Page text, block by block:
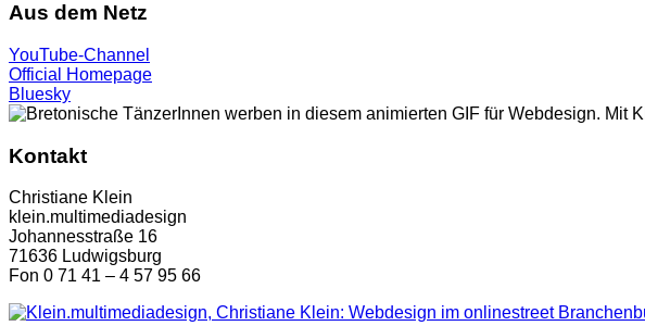
Aus dem Netz
YouTube-Channel
Official Homepage
Bluesky
Kontakt
Christiane Klein
klein.multimediadesign
Johannesstraße 16
71636 Ludwigsburg
Fon 0 71 41 – 4 57 95 66